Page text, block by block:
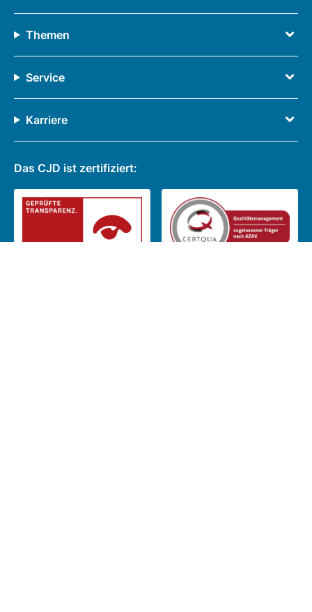
Themen
Service
Karriere
Das CJD ist zertifiziert: